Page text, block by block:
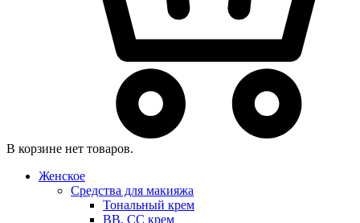
В корзине нет товаров.
Женское
Средства для макияжа
Тональный крем
BB, CC крем